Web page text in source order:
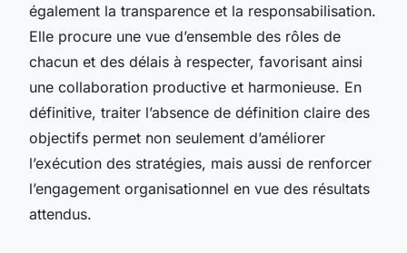
également la transparence et la responsabilisation.
Elle procure une vue d’ensemble des rôles de
chacun et des délais à respecter, favorisant ainsi
une collaboration productive et harmonieuse. En
définitive, traiter l’absence de définition claire des
objectifs permet non seulement d’améliorer
l’exécution des stratégies, mais aussi de renforcer
l’engagement organisationnel en vue des résultats
attendus.